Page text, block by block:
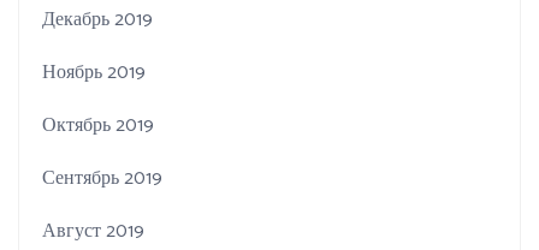
Декабрь 2019
Ноябрь 2019
Октябрь 2019
Сентябрь 2019
Август 2019